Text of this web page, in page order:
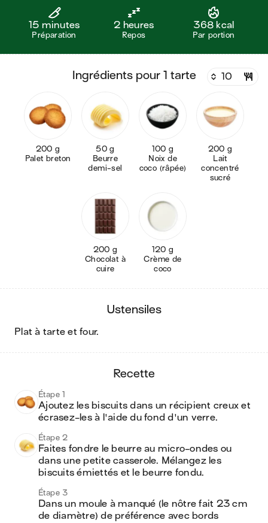
15 minutes
Préparation
2 heures
Repos
368 kcal
Par portion
ingrédients pour 1 tarte
200 g
Palet breton
50 g
Beurre
demi-sel
100 g
Noix de
coco (râpée)
200 g
Lait
concentré
sucré
200 g
Chocolat à
cuire
120 g
Crème de
coco
ustensiles
plat à tarte et four.
recette
Étape 1
Ajoutez les biscuits dans un récipient creux et
écrasez-les à l'aide du fond d'un verre.
Étape 2
Faites fondre le beurre au micro-ondes ou
dans une petite casserole. Mélangez les
biscuits émiettés et le beurre fondu.
Étape 3
Dans un moule à manqué (le nôtre fait 23 cm
de diamètre) de préférence avec bords